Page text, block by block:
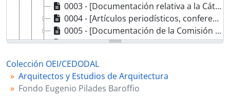
0003 - [Documentación relativa a la Cátedra de Dibujo y al Congreso Interamericano de Municipios, entre otros]
0004 - [Artículos periodísticos, conferencias y notas relativas a la Facultad de Arquitectura y a la Sociedad de Arquitectos del Uruguay]
0005 - [Documentación de la Comisión de Ética Profesional de la Sociedad de Arquitectos del Uruguay]
0006 - [Artículos periodísticos y carta en homenaje a Eugenio Pílades Baroffio]
0008 - [Carpeta con documentación relativa a la Comisión Nacional de Monumentos Históricos, entre otros]
0009 - [Artículos periodísticos, manuscritos, proyectos y reglamentación relativos a la Comisión Nacional de Monumentos Históricos]
0010 - [Carpeta con documentación relativa a la Comisión de Museos]
Colección OEI/CEDODAL
Arquitectos y Estudios de Arquitectura
Fondo Eugenio Pilades Baroffio